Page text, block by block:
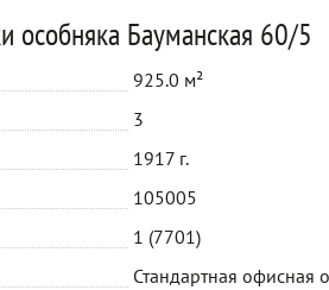
особняка Бауманская 60/5
925.0 м²
3
1917 г.
105005
1 (7701)
Стандартная офисная